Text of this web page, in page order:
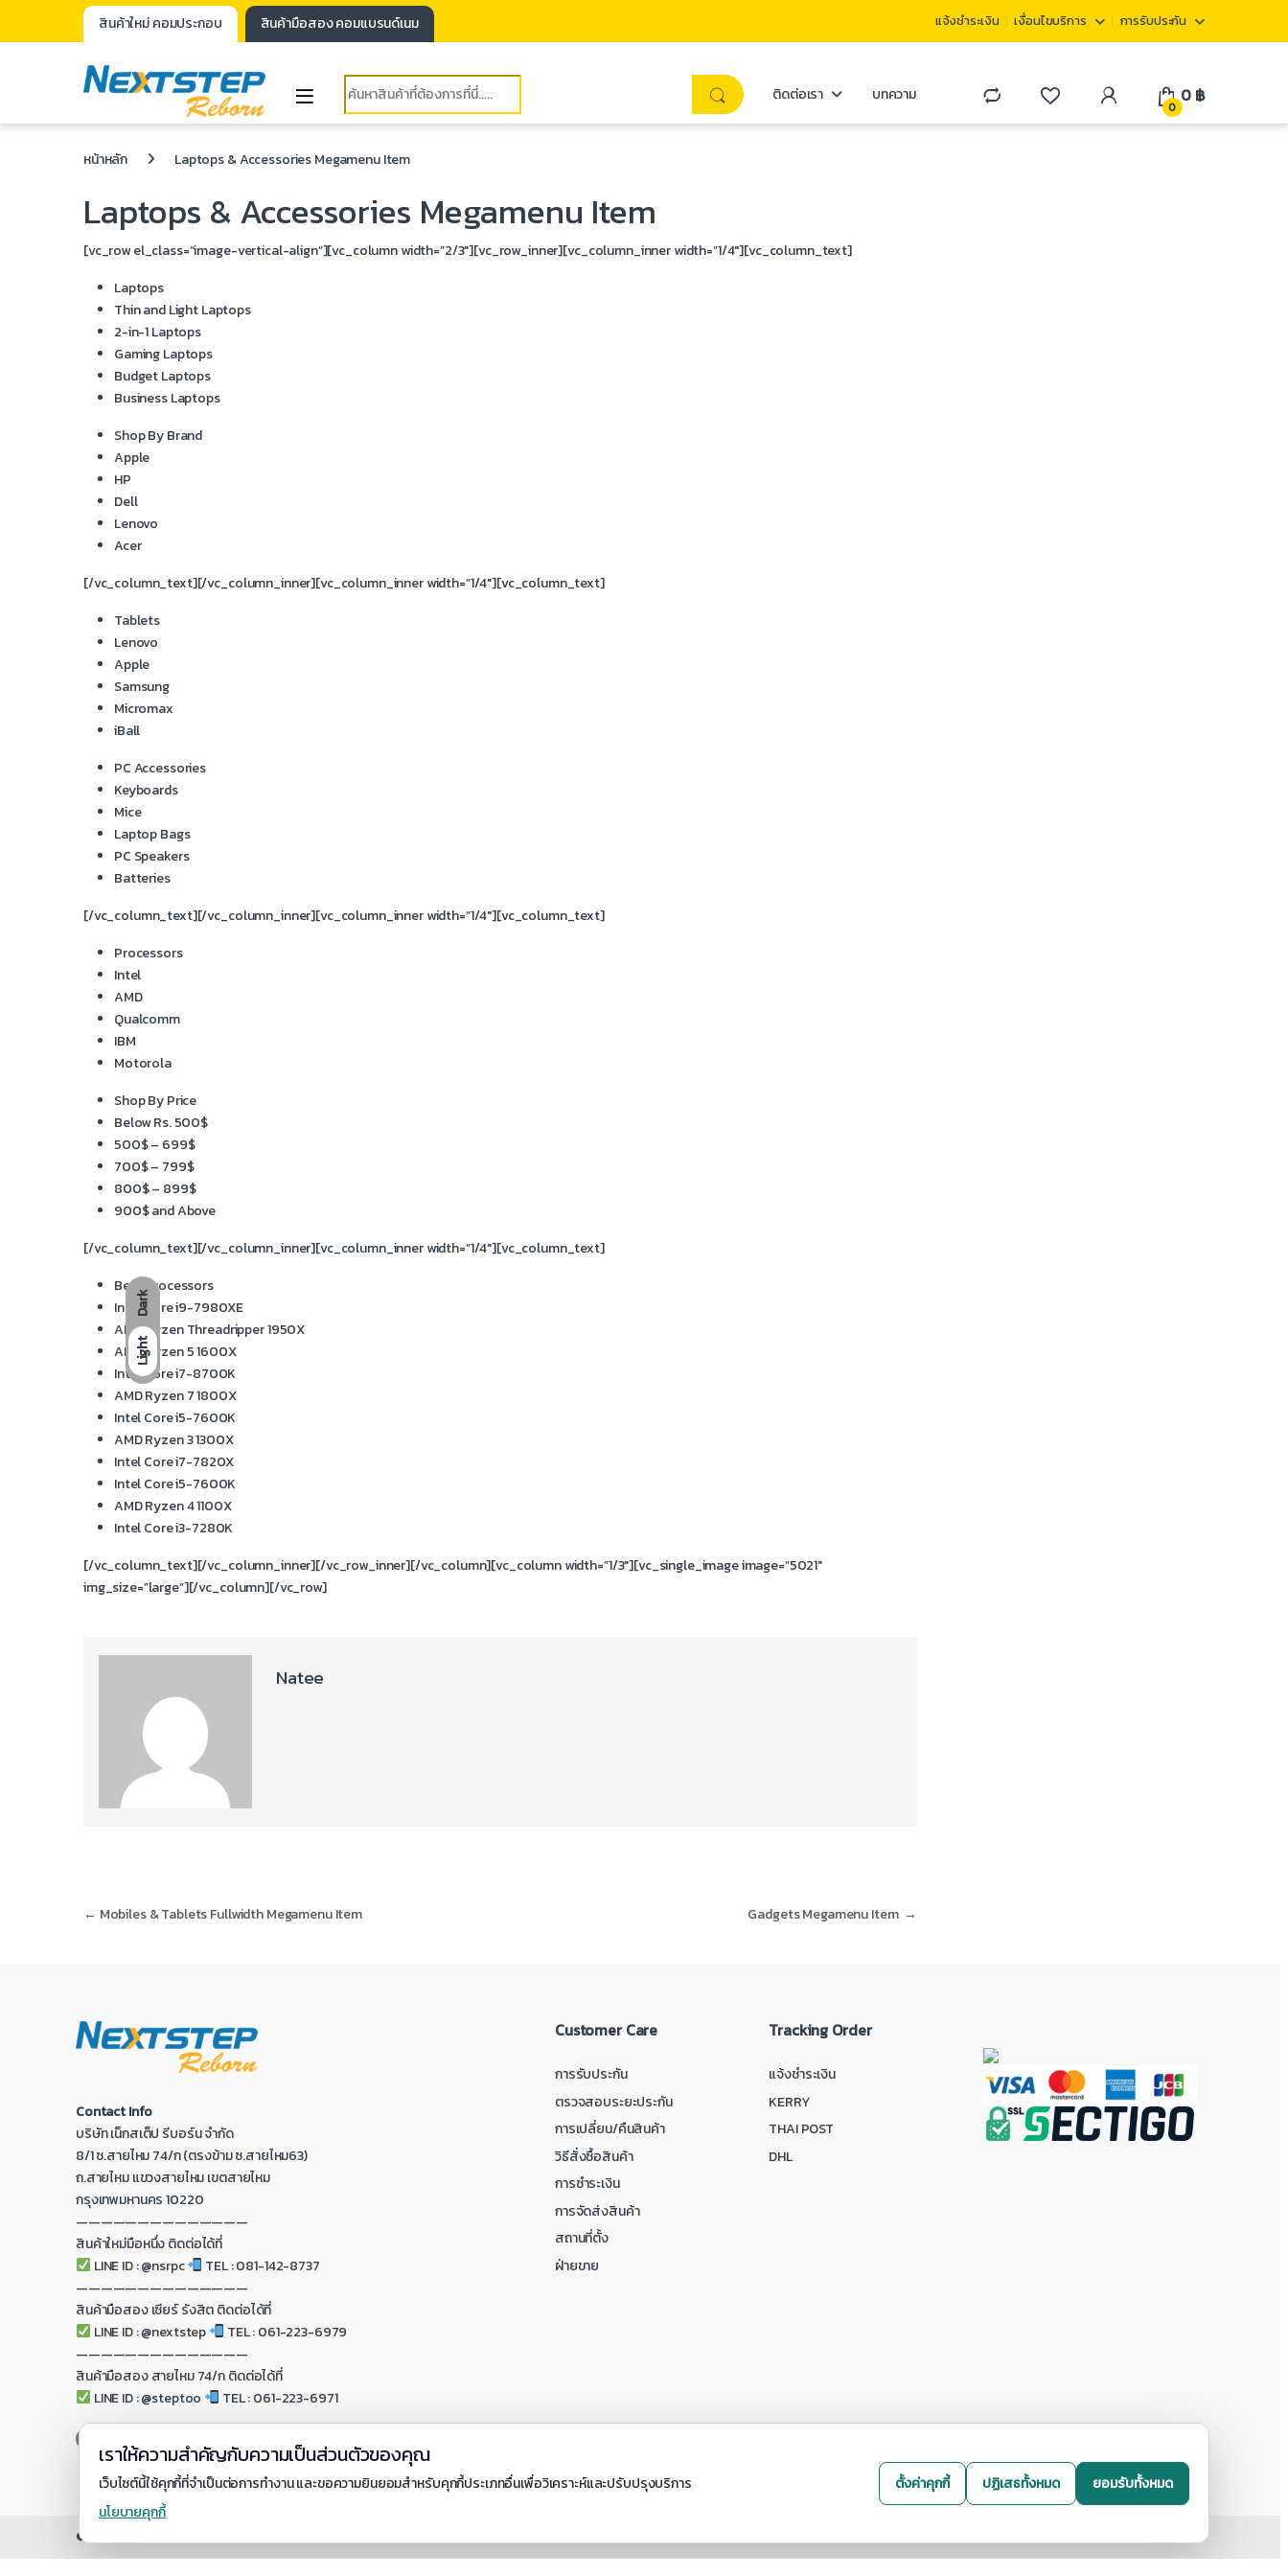
Dark
Light
สินค้าใหม่ คอมประกอบ สินค้ามือสอง คอมแบรนด์เนม แจ้งชำระเงิน เงื่อนไขบริการ การรับประกัน
ติดต่อเรา บทความ
0
0 ฿
หน้าหลัก Laptops & Accessories Megamenu Item
Laptops & Accessories Megamenu Item
[vc_row el_class=”image-vertical-align”][vc_column width=”2/3″][vc_row_inner][vc_column_inner width=”1/4″][vc_column_text]
Laptops
Thin and Light Laptops
2-in-1 Laptops
Gaming Laptops
Budget Laptops
Business Laptops
Shop By Brand
Apple
HP
Dell
Lenovo
Acer
[/vc_column_text][/vc_column_inner][vc_column_inner width=”1/4″][vc_column_text]
Tablets
Lenovo
Apple
Samsung
Micromax
iBall
PC Accessories
Keyboards
Mice
Laptop Bags
PC Speakers
Batteries
[/vc_column_text][/vc_column_inner][vc_column_inner width=”1/4″][vc_column_text]
Processors
Intel
AMD
Qualcomm
IBM
Motorola
Shop By Price
Below Rs. 500$
500$ – 699$
700$ – 799$
800$ – 899$
900$ and Above
[/vc_column_text][/vc_column_inner][vc_column_inner width=”1/4″][vc_column_text]
Best Processors
Intel Core i9-7980XE
AMD Ryzen Threadripper 1950X
AMD Ryzen 5 1600X
Intel Core i7-8700K
AMD Ryzen 7 1800X
Intel Core i5-7600K
AMD Ryzen 3 1300X
Intel Core i7-7820X
Intel Core i5-7600K
AMD Ryzen 4 1100X
Intel Core i3-7280K
[/vc_column_text][/vc_column_inner][/vc_row_inner][/vc_column][vc_column width=”1/3″][vc_single_image image=”5021″
img_size=”large”][/vc_column][/vc_row]
Natee
← Mobiles & Tablets Fullwidth Megamenu Item Gadgets Megamenu Item →
Contact Info
บริษัท เน็กสเต็ป รีบอร์น จำกัด
8/1 ซ.สายไหม 74/ก (ตรงข้าม ซ.สายไหม63)
ถ.สายไหม แขวงสายไหม เขตสายไหม
กรุงเทพมหานคร 10220
——————————————
สินค้าใหม่มือหนึ่ง ติดต่อได้ที่
LINE ID : @nsrpc
TEL : 081-142-8737
——————————————
สินค้ามือสอง เซียร์ รังสิต ติดต่อได้ที่
LINE ID : @nextstep
TEL : 061-223-6979
——————————————
สินค้ามือสอง สายไหม 74/ก ติดต่อได้ที่
LINE ID : @steptoo
TEL : 061-223-6971
Customer Care
การรับประกัน
ตรวจสอบระยะประกัน
การเปลี่ยน/คืนสินค้า
วิธีสั่งซื้อสินค้า
การชำระเงิน
การจัดส่งสินค้า
สถานที่ตั้ง
ฝ่ายขาย
Tracking Order
แจ้งชำระเงิน
KERRY
THAI POST
DHL
© https://www.nextstepreborn.co.th - All Rights Reserved
เราให้ความสำคัญกับความเป็นส่วนตัวของคุณ
เว็บไซต์นี้ใช้คุกกี้ที่จำเป็นต่อการทำงาน และขอความยินยอมสำหรับคุกกี้ประเภทอื่นเพื่อวิเคราะห์และปรับปรุงบริการ
นโยบายคุกกี้
ตั้งค่าคุกกี้ ปฏิเสธทั้งหมด ยอมรับทั้งหมด